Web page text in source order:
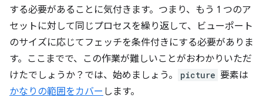
する必要があることに気付きます。つまり、もう 1 つのア
セットに対して同じプロセスを繰り返して、ビューポート
のサイズに応じてフェッチを条件付きにする必要がありま
す。ここまでで、この作業が難しいことがおわかりいただ
けたでしょうか？では、始めましょう。
picture 要素は
かなりの範囲をカバー します。